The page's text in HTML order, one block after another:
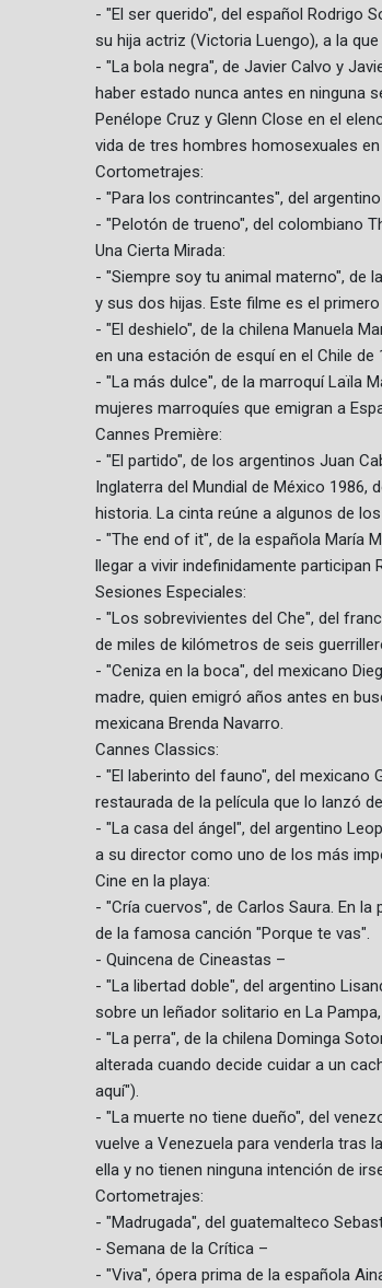
- "El ser querido", del español Rodrigo
su hija actriz (Victoria Luengo), a la
- "La bola negra", de Javier Calvo y
haber estado nunca antes en ninguna
Penélope Cruz y Glenn Close en el
vida de tres hombres homosexuales
Cortometrajes:
- "Para los contrincantes", del
- "Pelotón de trueno", del colombiano
Una Cierta Mirada:
- "Siempre soy tu animal materno", de
y sus dos hijas. Este filme es el
- "El deshielo", de la chilena Manuela
en una estación de esquí en el Chile de
- "La más dulce", de la marroquí Laïla
mujeres marroquíes que emigran a
Cannes Première:
- "El partido", de los argentinos Juan
Inglaterra del Mundial de México
historia. La cinta reúne a algunos de
- "The end of it", de la española María
llegar a vivir indefinidamente participan
Sesiones Especiales:
- "Los sobrevivientes del Che", del
de miles de kilómetros de seis
- "Ceniza en la boca", del mexicano
madre, quien emigró años antes en
mexicana Brenda Navarro.
Cannes Classics:
- "El laberinto del fauno", del mexicano
restaurada de la película que lo lanzó
- "La casa del ángel", del argentino
a su director como uno de los más
Cine en la playa:
- "Cría cuervos", de Carlos Saura. En
de la famosa canción "Porque te vas".
- Quincena de Cineastas –
- "La libertad doble", del argentino
sobre un leñador solitario en La
- "La perra", de la chilena Dominga
alterada cuando decide cuidar a un
aquí").
- "La muerte no tiene dueño", del
vuelve a Venezuela para venderla tras
ella y no tienen ninguna intención de
Cortometrajes:
- "Madrugada", del guatemalteco
- Semana de la Crítica –
- "Viva", ópera prima de la española